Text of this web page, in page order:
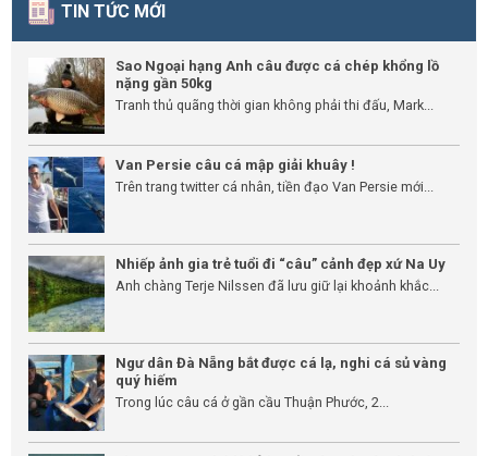
TIN TỨC MỚI
Sao Ngoại hạng Anh câu được cá chép khổng lồ
nặng gần 50kg
Tranh thủ quãng thời gian không phải thi đấu, Mark...
Van Persie câu cá mập giải khuây !
Trên trang twitter cá nhân, tiền đạo Van Persie mới...
Nhiếp ảnh gia trẻ tuổi đi “câu” cảnh đẹp xứ Na Uy
Anh chàng Terje Nilssen đã lưu giữ lại khoảnh khắc...
Ngư dân Đà Nẵng bắt được cá lạ, nghi cá sủ vàng
quý hiếm
Trong lúc câu cá ở gần cầu Thuận Phước, 2...